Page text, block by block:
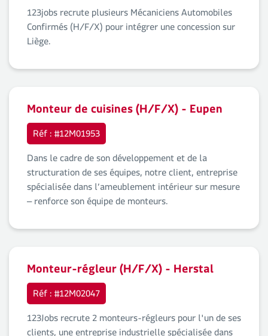
123jobs recrute plusieurs Mécaniciens Automobiles
Confirmés (H/F/X) pour intégrer une concession sur
Liège.
Monteur de cuisines (H/F/X) - Eupen
Réf : #12M01953
Dans le cadre de son développement et de la
structuration de ses équipes, notre client, entreprise
spécialisée dans l’ameublement intérieur sur mesure
– renforce son équipe de monteurs.
Monteur-régleur (H/F/X) - Herstal
Réf : #12M02047
123Jobs recrute 2 monteurs-régleurs pour l'un de ses